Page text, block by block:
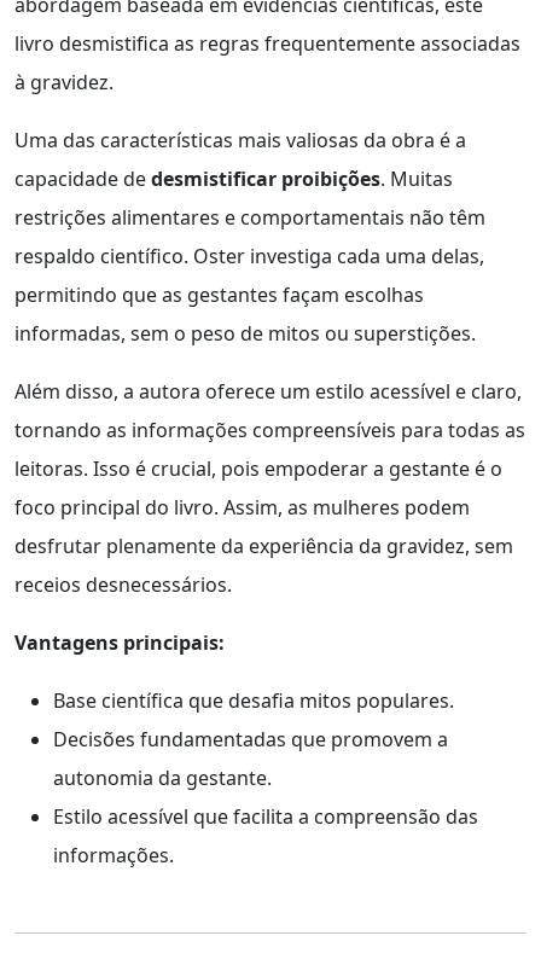
livro desmistifica as regras frequentemente associadas
à gravidez.
Uma das características mais valiosas da obra é a
capacidade dedesmistificar proibições. Muitas
restrições alimentares e comportamentais não têm
respaldo científico. Oster investiga cada uma delas,
permitindo que as gestantes façam escolhas
informadas, sem o peso de mitos ou superstições.
Além disso, a autora oferece um estilo acessível e claro,
tornando as informações compreensíveis para todas as
leitoras. Isso é crucial, pois empoderar a gestante é o
foco principal do livro. Assim, as mulheres podem
desfrutar plenamente da experiência da gravidez, sem
receios desnecessários.
Vantagens principais:
Base científica que desafia mitos populares.
Decisões fundamentadas que promovem a
autonomia da gestante.
Estilo acessível que facilita a compreensão das
informações.